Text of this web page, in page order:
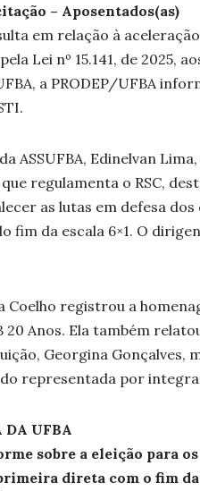
– Aposentados(as)
em relação à
Lei nº 15.141, de 2025,
a PRODEP/UFBA
ASSUFBA, Edinelvan
regulamenta o RSC,
as lutas em defesa
fim da escala 6×1. O
Coelho registrou a
20 Anos. Ela também
Georgina Gonçalves,
representada por
DA UFBA
sobre a eleição para
direta com o fim